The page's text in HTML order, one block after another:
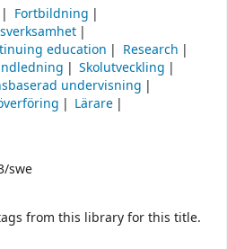
Fortbildning
education
Research
Skolutveckling
undervisning
Lärare
swe
from this library for this title.